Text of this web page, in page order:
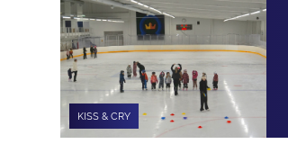
KISS & CRY